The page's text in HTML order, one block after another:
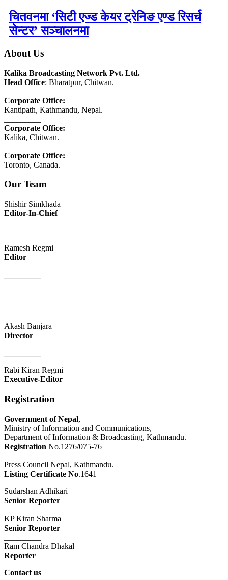
चितवनमा ‘सिटी एज्ड केयर ट्रेनिङ एण्ड रिसर्च
सेन्टर’ सञ्चालनमा
About Us
Kalika Broadcasting Network Pvt. Ltd.
Head Office: Bharatpur, Chitwan.
Corporate Office:
Kantipath, Kathmandu, Nepal.
Corporate Office:
Kalika, Chitwan.
Corporate Office:
Toronto, Canada.
Our Team
Shishir Simkhada
Editor-In-Chief
Ramesh Regmi
Editor
Akash Banjara
Director
Rabi Kiran Regmi
Executive-Editor
Registration
Government of Nepal,
Ministry of Information and Communications,
Department of Information & Broadcasting, Kathmandu.
Registration No.1276/075-76
Press Council Nepal, Kathmandu.
Listing Certificate No.1641
Sudarshan Adhikari
Senior Reporter
KP Kiran Sharma
Senior Reporter
Ram Chandra Dhakal
Reporter
Contact us